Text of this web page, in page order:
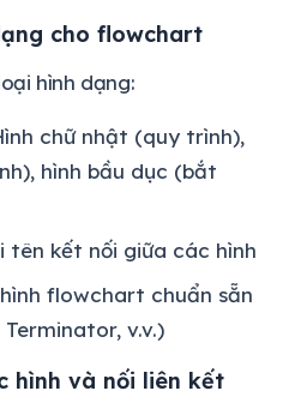
cho flowchart
hình dạng:
chữ nhật (quy trình),
hình bầu dục (bắt
tên kết nối giữa các hình
flowchart chuẩn sẵn
v.v.)
hình và nối liên kết